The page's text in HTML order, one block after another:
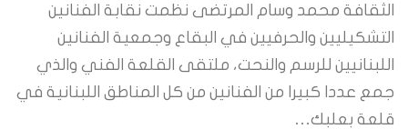
الثقافة محمد وسام المرتضى نظمت نقابة الفنانين
التشكيليين والحرفيين في البقاع وجمعية الفنانين
اللبنانيين للرسم والنحت، ملتقى القلعة الفني والذي
جمع عددا كبيرا من الفنانين من كل المناطق اللبنانية في
قلعة بعلبك…